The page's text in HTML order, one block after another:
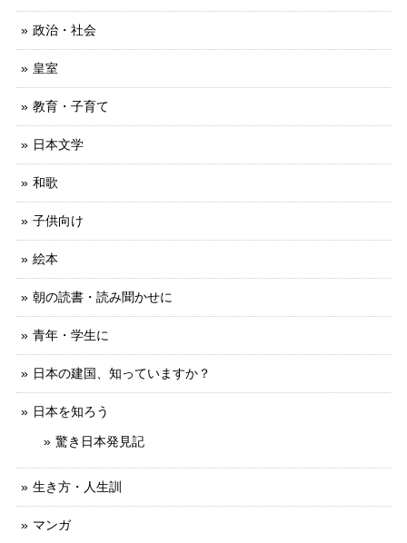
政治・社会
皇室
教育・子育て
日本文学
和歌
子供向け
絵本
朝の読書・読み聞かせに
青年・学生に
日本の建国、知っていますか？
日本を知ろう
驚き日本発見記
生き方・人生訓
マンガ